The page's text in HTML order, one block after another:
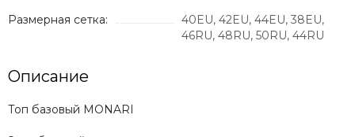
Размерная сетка:
40EU, 42EU, 44EU, 38EU,
46RU, 48RU, 50RU, 44RU
Описание
Топ базовый MONARI